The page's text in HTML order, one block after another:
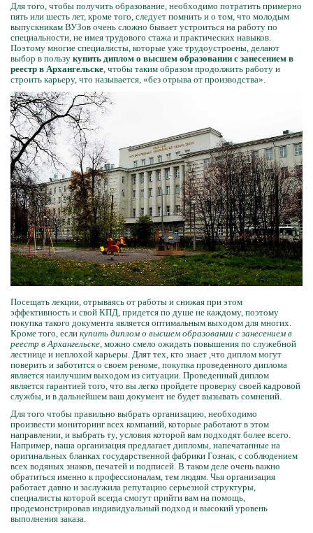
Для того, чтобы получить образование, необходимо потратить примерно
пять или шесть лет, кроме того, следует помнить и о том, что молодым
выпускникам ВУЗов очень сложно бывает устроиться на работу по
специальности, не имея трудового стажа и практических навыков.
Поэтому многие специалисты, которые уже трудоустроены, делают
выбор в пользу купить диплом о высшем образовании с занесением в
реестр в Архангельске, чтобы таким образом продолжить работу и
строить карьеру, что называется, «без отрыва от производства».
Посещать лекции, отрываясь от работы и снижая при этом
эффективность и свой КПД, придется по душе не каждому, поэтому
покупка такого документа является оптимальным выходом для многих.
Кроме того, если купить диплом о высшем образовании с занесением в
реестр в Архангельске, можно смело ожидать повышения по служебной
лестнице и неплохой карьеры. Длят тех, кто знает ,что диплом могут
поверить и заботится о своем реноме, покупка проведенного диплома
является наилучшим выходом из ситуации. Проведенный диплом
является гарантией того, что вы легко пройдете проверку своей кадровой
службы, и в дальнейшем ваш документ не будет вызывать сомнений.
Для того чтобы правильно выбрать организацию, необходимо
произвести мониторинг всех компаний, которые работают в этом
направлении, и выбрать ту, условия которой вам подходят более всего.
Например, наша организация предлагает дипломы, напечатанные на
оригинальных бланках государственной фабрики Гознак, с соблюдением
всех водяных знаков, печатей и подписей. В таком деле очень важно
обратиться именно к профессионалам, тем людям. Чья организация
работает давно и заслужила репутацию серьезной структуры,
специалисты которой всегда смогут прийти вам на помощь,
продемонстрировав индивидуальный подход и высокий уровень
выполнения заказа.